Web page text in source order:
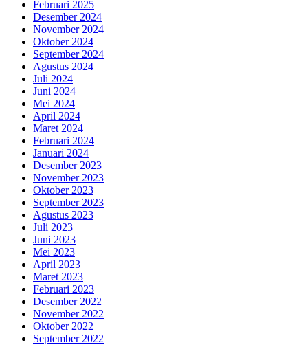
Februari 2025
Desember 2024
November 2024
Oktober 2024
September 2024
Agustus 2024
Juli 2024
Juni 2024
Mei 2024
April 2024
Maret 2024
Februari 2024
Januari 2024
Desember 2023
November 2023
Oktober 2023
September 2023
Agustus 2023
Juli 2023
Juni 2023
Mei 2023
April 2023
Maret 2023
Februari 2023
Desember 2022
November 2022
Oktober 2022
September 2022